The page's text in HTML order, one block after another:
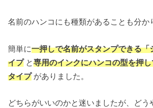
名前のハンコにも種類があることも分か
簡単に一押しで名前がスタンプできる「
イプと専用のインクにハンコの型を押
タイプがありました。
どちらがいいのかと迷いましたが、どう